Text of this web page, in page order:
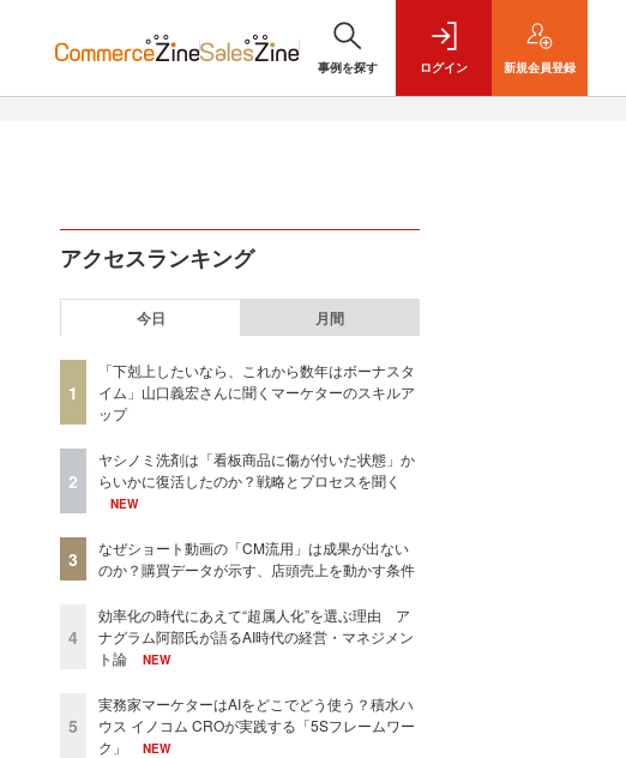
事例を探す ログイン 新規会員登録
アクセスランキング
今日 月間
1
「下剋上したいなら、これから数年はボーナスタ
イム」山口義宏さんに聞くマーケターのスキルア
ップ
2
ヤシノミ洗剤は「看板商品に傷が付いた状態」か
らいかに復活したのか？戦略とプロセスを聞く
NEW
3
なぜショート動画の「CM流用」は成果が出ない
のか？購買データが示す、店頭売上を動かす条件
4
効率化の時代にあえて“超属人化”を選ぶ理由 ア
ナグラム阿部氏が語るAI時代の経営・マネジメン
ト論
NEW
5
実務家マーケターはAIをどこでどう使う？積水ハ
ウス イノコム CROが実践する「5Sフレームワー
ク」
NEW